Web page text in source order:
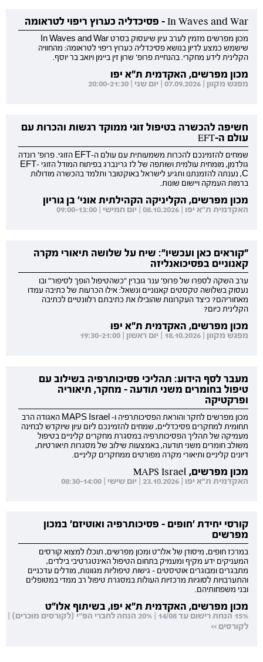
In Waves and War - פסיכדליה כערוץ ריפוי לטראומה
מכון מפרשים מזמין לערב עיון שיעסוק בסרט In Waves and War
שישמש כמצע לדיון בנושא פסיכדליה כערוץ ריפוי לטראומה: מהחוויה
הקלינית לידע מחקרי. בהנחיית פרופ' שרון זין ביימן ויואב בר יוסף.
מכון מפרשים, האקדמית ת"א יפו
מפגש מקוון | 07.09.2026 | יום שני | 20:00-21:30
חשיפה להכשרה בטיפול זוגי ממוקד רגשות והכרות עם
עולם ה-EFT
שמחים להזמינכם להכרות משמעותית עם עולם ה-EFT הזוגי. פרופ' רונדה
גולדמן, מומחית עולמית ושותפה של לז גרינברג בפיתוח המודל הזוגי EFT-
C, נענתה להזמנתנו ותגיע לישראל באוקטובר ותלמד בהכשרה מודולות
ברמות העמקה ויישום שונות.
מכון מפרשים, הקליניקה הקהילתית אוני' בן גוריון
האקדמית ת"א יפו | 08.10.2026 | יום חמישי | 09:00-13:00
"קוראים כאן ועכשיו": שיח על שלושה תיאורי מקרה
קאנוניים בפסיכואנליזה
ערב השקה לספרו של פרופ' ענר גוברין "כשהטיפול הופך לסיפור" ובו
נעסוק בשלושה טקסטים קאנוניים ונשאל: אילו הכרעות של כתיבה עמדו
מאחוריהם? כיצד העקרונות שהובילו את כתיבתם רלוונטיים לכתיבה
הקלינית כיום?
מכון מפרשים, האקדמית ת"א יפו
מפגש מקוון | 18.10.2026 | יום ראשון | 19:30-21:00
מעבר לסף הידוע: תהליכי פסיכותרפיה בשילוב עם
טיפול בחומרים משני תודעה - מחקר, תיאוריה
ופרקטיקה
מכון מפרשים לחקר והוראת הפסיכותרפיה ו- MAPS Israel האגודה הרב
תחומית למחקרים פסיכדליים, שמחים להזמינכם ליום עיון שיוקדש לבחינה
מעמיקה של תהליך הפסיכותרפיה במסגרת מחקרים קליניים בטיפול
משולב חומרים משני תודעה, באמצעות שילוב של מסגרות תיאורטיות,
דיונים קליניים ותיאורי מקרה מפורטים ממחקרים קליניים.
מכון מפרשים, MAPS Israel
האקדמית ת"א יפו | 23.10.2026 | יום שישי | 08:30-14:00
קורסי יחידת 'חופים - פסיכותרפיה ואוטיזם' במכון
מפרשים
במרכז חופים, מיסודן של אלו"ט ומכון מפרשים, תוכלו למצוא קורסים
המעניקים ידע מקיף ומעמיק בתחום הטיפול האינטגרטיבי בילדים,
מתבגרים ומבוגרים אוטיסטים - גישות טיפוליות מגוונות, מודלים עדכניים
והתערבויות לסוגיות מרכזיות העולות במסגרת טיפול רב ממדי במטופלים
ובני משפחותיהם.
מכון מפרשים, האקדמית ת"א יפו, בשיתוף אלו"ט
15% הנחת רישום עד 14/08 | 20% הנחה לחברי הפ"י (לקורסים מוכרים) |
לקורסים >>